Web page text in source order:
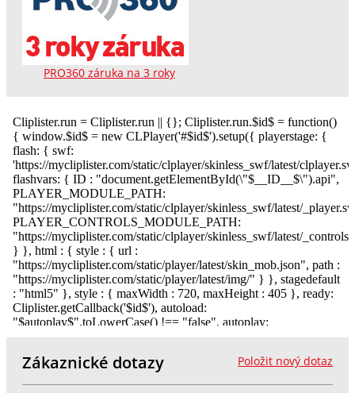
PRO360 záruka na 3 roky
Položit nový dotaz
Zákaznické dotazy